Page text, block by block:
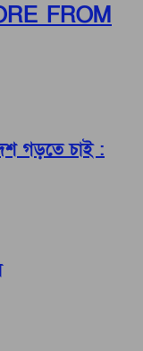
FROM
গড়তে চাই :